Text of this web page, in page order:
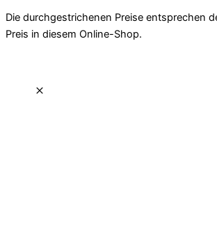
Die durchgestrichenen Preise entsprechen
Preis in diesem Online-Shop.